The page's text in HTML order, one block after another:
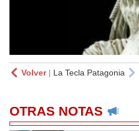
Volver| La Tecla Patagonia
OTRAS NOTAS